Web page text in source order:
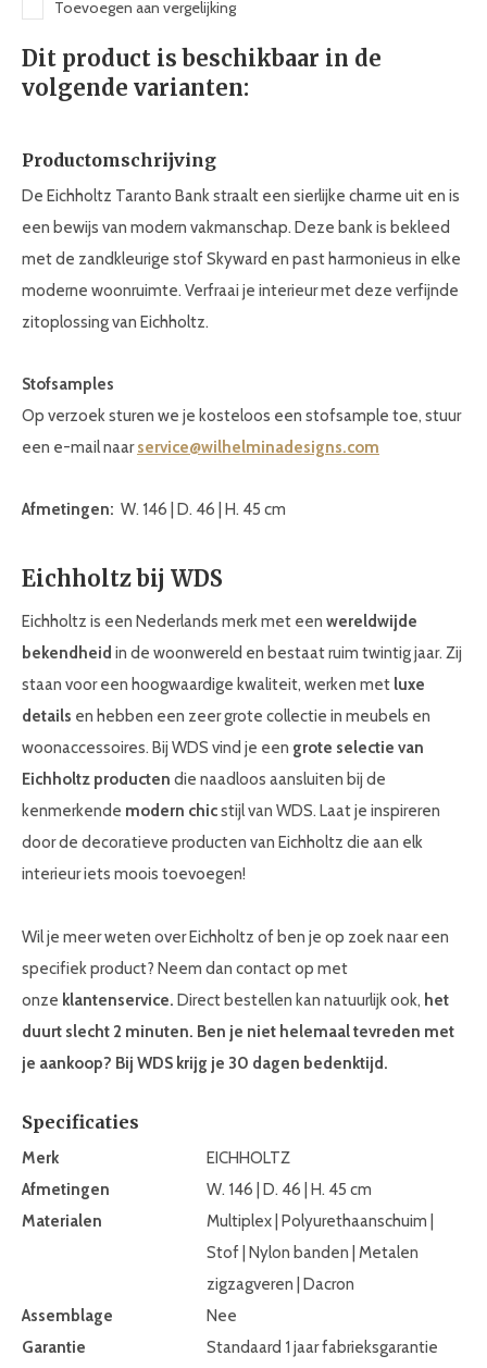
Toevoegen aan vergelijking
Dit product is beschikbaar in de
volgende varianten:
Productomschrijving
De Eichholtz Taranto Bank straalt een sierlijke charme uit en is
een bewijs van modern vakmanschap. Deze bank is bekleed
met de zandkleurige stof Skyward en past harmonieus in elke
moderne woonruimte. Verfraai je interieur met deze verfijnde
zitoplossing van Eichholtz.
Stofsamples
Op verzoek sturen we je kosteloos een stofsample toe, stuur
een e-mail naarservice@wilhelminadesigns.com
Afmetingen: W. 146 | D. 46 | H. 45 cm
Eichholtz bij WDS
Eichholtz is een Nederlands merk met een wereldwijde
bekendheid in de woonwereld en bestaat ruim twintig jaar. Zij
staan voor een hoogwaardige kwaliteit, werken met luxe
details en hebben een zeer grote collectie in meubels en
woonaccessoires. Bij WDS vind je een grote selectie van
Eichholtz producten die naadloos aansluiten bij de
kenmerkende modern chicstijl van WDS. Laat je inspireren
door de decoratieve producten van Eichholtz die aan elk
interieur iets moois toevoegen!
Wil je meer weten over Eichholtz of ben je op zoek naar een
specifiek product? Neem dan contact op met
onze klantenservice. Direct bestellen kan natuurlijk ook, het
duurt slecht 2 minuten. Ben je niet helemaal tevreden met
je aankoop? Bij WDS krijg je 30 dagen bedenktijd.
Specificaties
Merk
EICHHOLTZ
Afmetingen
W. 146 | D. 46 | H. 45 cm
Materialen
Multiplex | Polyurethaanschuim |
Stof | Nylon banden | Metalen
zigzagveren | Dacron
Assemblage
Nee
Garantie
Standaard 1 jaar fabrieksgarantie